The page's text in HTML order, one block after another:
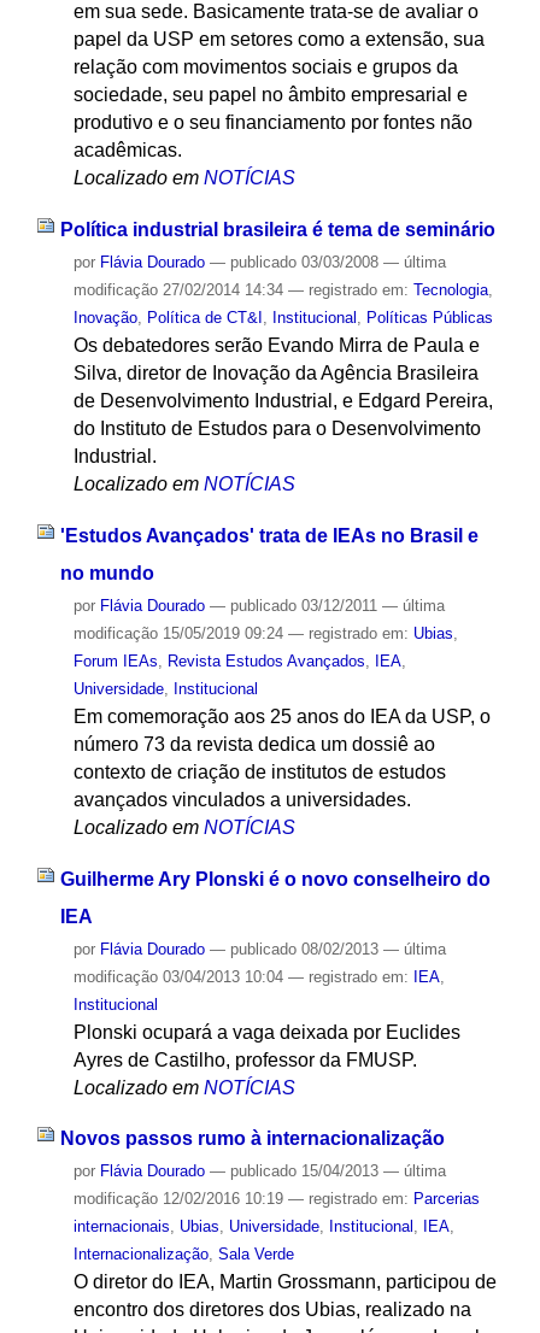
em sua sede. Basicamente trata-se de avaliar o
papel da USP em setores como a extensão, sua
relação com movimentos sociais e grupos da
sociedade, seu papel no âmbito empresarial e
produtivo e o seu financiamento por fontes não
acadêmicas.
Localizado em NOTÍCIAS
Política industrial brasileira é tema de seminário
por Flávia Dourado — publicado03/03/2008 — última
modificação27/02/2014 14:34 — registrado em: Tecnologia,
Inovação, Política de CT&I , Institucional , Políticas Públicas
Os debatedores serão Evando Mirra de Paula e
Silva, diretor de Inovação da Agência Brasileira
de Desenvolvimento Industrial, e Edgard Pereira,
do Instituto de Estudos para o Desenvolvimento
Industrial.
Localizado em NOTÍCIAS
'Estudos Avançados' trata de IEAs no Brasil e
no mundo
por Flávia Dourado — publicado03/12/2011 — última
modificação15/05/2019 09:24 — registrado em: Ubias
Forum IEAs
Revista Estudos Avançados IEA,
Universidade, Institucional
Em comemoração aos 25 anos do IEA da USP, o
número 73 da revista dedica um dossiê ao
contexto de criação de institutos de estudos
avançados vinculados a universidades.
Localizado em NOTÍCIAS
Guilherme Ary Plonski é o novo conselheiro do
IEA
por Flávia Dourado — publicado08/02/2013 — última
modificação03/04/2013 10:04 — registrado em: IEA,
Institucional
Plonski ocupará a vaga deixada por Euclides
Ayres de Castilho, professor da FMUSP.
Localizado em NOTÍCIAS
Novos passos rumo à internacionalização
por Flávia Dourado — publicado15/04/2013 — última
modificação12/02/2016 10:19 — registrado em: Parcerias
internacionais, Ubias, Universidade, Institucional , IEA,
Internacionalização, Sala Verde
O diretor do IEA, Martin Grossmann, participou de
encontro dos diretores dos Ubias, realizado na